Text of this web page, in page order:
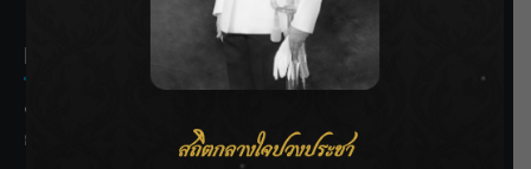
Recent Posts
ชลประทานเชียงใหม่เร่งพร่องน้ำแม่น้ำปิง รับมวลน้ำเหนือ ย้ำ
ยังไม่ล้นตลิ่ง